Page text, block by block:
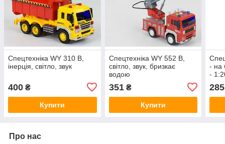
Спецтехніка WY 310 B,
інерція, світло, звук
400 ₴
Купити
Спецтехніка WY 552 B,
світло, звук, бризкає
водою
351₴
Купити
- на
-
285
Про нас